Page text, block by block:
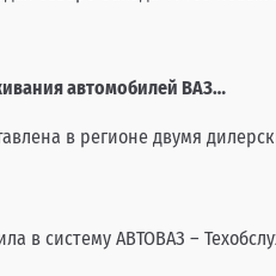
автомобилей ВАЗ…
в регионе двумя
в систему АВТОВАЗ –